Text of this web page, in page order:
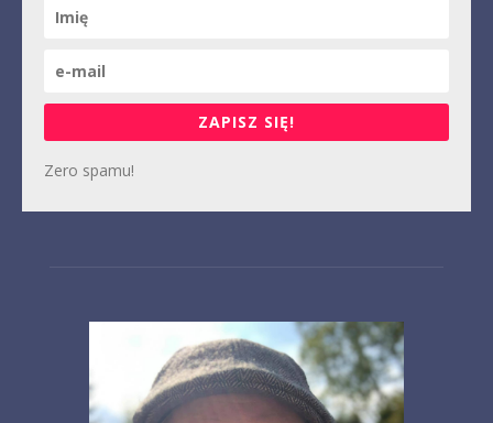
ZAPISZ SIĘ!
Zero spamu!